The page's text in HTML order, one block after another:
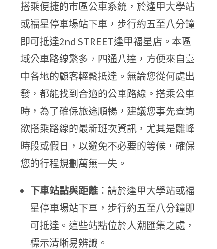
搭乘便捷的市區公車系統，於逢甲大學站
或福星停車場站下車，步行約五至八分鐘
即可抵達2nd STREET逢甲福星店。本區
域公車路線繁多，四通八達，方便來自臺
中各地的顧客輕鬆抵達。無論您從何處出
發，都能找到合適的公車路線。搭乘公車
時，為了確保旅途順暢，建議您事先查詢
欲搭乘路線的最新班次資訊，尤其是離峰
時段或假日，以避免不必要的等候，確保
您的行程規劃萬無一失。
下車站點與距離 ：請於逢甲大學站或福
星停車場站下車，步行約五至八分鐘即
可抵達。這些站點位於人潮匯集之處，
標示清晰易辨識。